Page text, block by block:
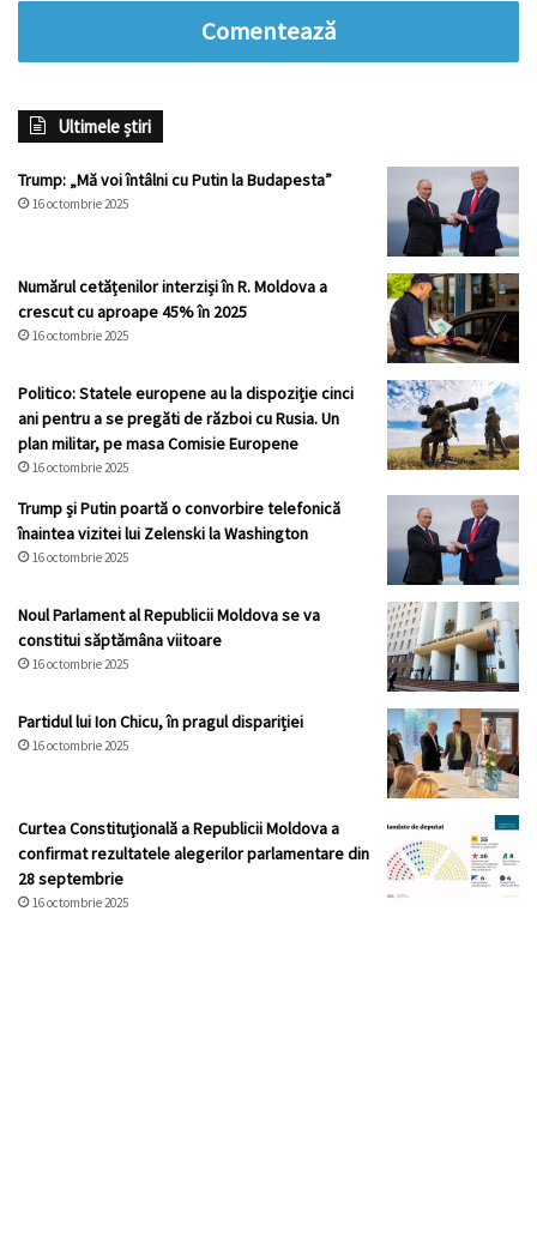
Comentează
Ultimele știri
Trump: „Mă voi întâlni cu Putin la Budapesta”
16 octombrie 2025
Numărul cetățenilor interziși în R. Moldova a
crescut cu aproape 45% în 2025
16 octombrie 2025
Politico: Statele europene au la dispoziție cinci
ani pentru a se pregăti de război cu Rusia. Un
plan militar, pe masa Comisie Europene
16 octombrie 2025
Trump și Putin poartă o convorbire telefonică
înaintea vizitei lui Zelenski la Washington
16 octombrie 2025
Noul Parlament al Republicii Moldova se va
constitui săptămâna viitoare
16 octombrie 2025
Partidul lui Ion Chicu, în pragul dispariției
16 octombrie 2025
Curtea Constituţională a Republicii Moldova a
confirmat rezultatele alegerilor parlamentare din
28 septembrie
16 octombrie 2025